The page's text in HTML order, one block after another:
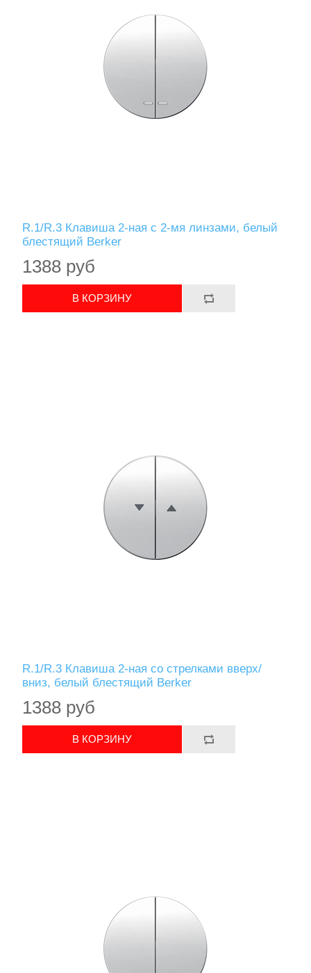
R.1/R.3 Клавиша 2-ная с 2-мя линзами, белый
блестящий Berker
1388 руб
R.1/R.3 Клавиша 2-ная со стрелками вверх/
вниз, белый блестящий Berker
1388 руб